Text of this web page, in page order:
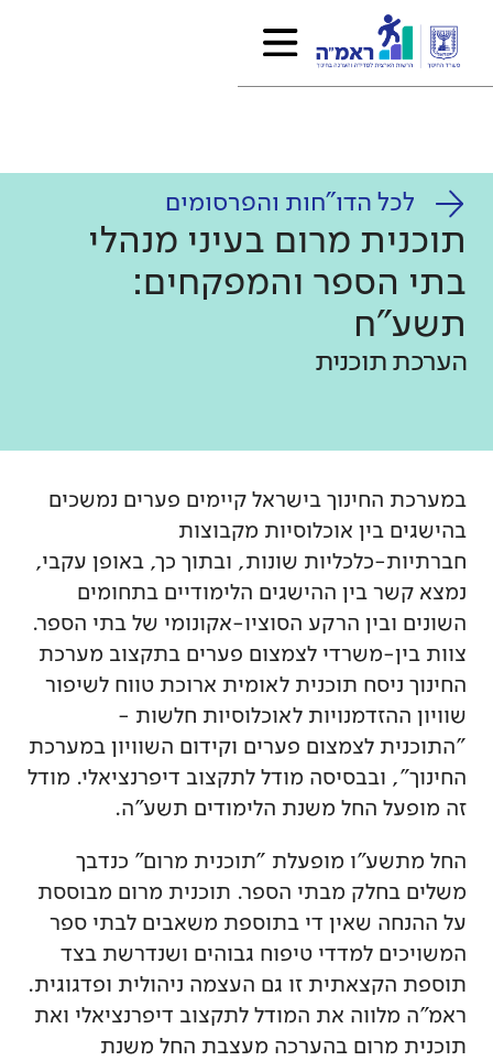
לכל הדו"חות והפרסומים
תוכנית מרום בעיני מנהלי
בתי הספר והמפקחים:
תשע"ח
הערכת תוכנית
במערכת החינוך בישראל קיימים פערים נמשכים
בהישגים בין אוכלוסיות מקבוצות
חברתיות-כלכליות שונות, ובתוך כך, באופן עקבי,
נמצא קשר בין ההישגים הלימודיים בתחומים
השונים ובין הרקע הסוציו-אקונומי של בתי הספר.
צוות בין-משרדי לצמצום פערים בתקצוב מערכת
החינוך ניסח תוכנית לאומית ארוכת טווח לשיפור
שוויון ההזדמנויות לאוכלוסיות חלשות -
"התוכנית לצמצום פערים וקידום השוויון במערכת
החינוך", ובבסיסה מודל לתקצוב דיפרנציאלי. מודל
זה מופעל החל משנת הלימודים תשע"ה.
החל מתשע"ו מופעלת "תוכנית מרום" כנדבך
משלים בחלק מבתי הספר. תוכנית מרום מבוססת
על ההנחה שאין די בתוספת משאבים לבתי ספר
המשויכים למדדי טיפוח גבוהים ושנדרשת בצד
תוספת הקצאתית זו גם העצמה ניהולית ופדגוגית.
ראמ"ה מלווה את המודל לתקצוב דיפרנציאלי ואת
תוכנית מרום בהערכה מעצבת החל משנת